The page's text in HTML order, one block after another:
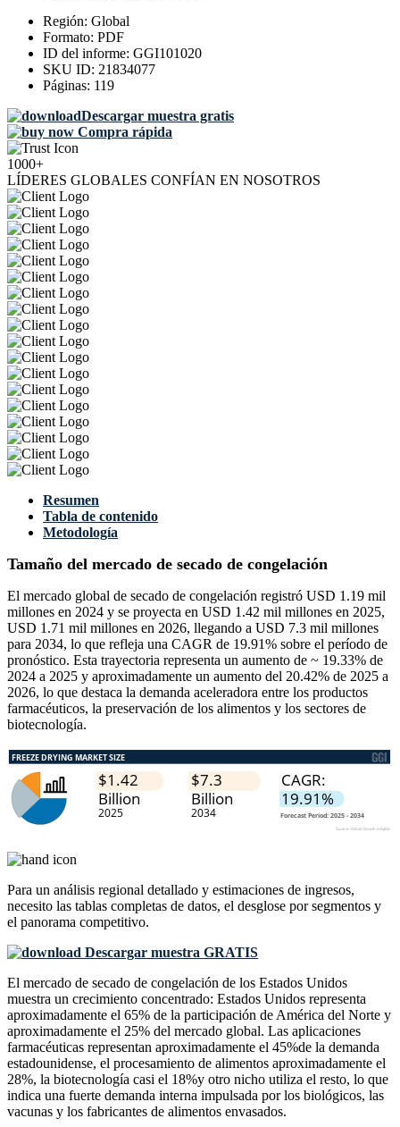
Región: Global
Formato: PDF
ID del informe: GGI101020
SKU ID: 21834077
Páginas: 119
Descargar muestra gratis
Compra rápida
1000+
LÍDERES GLOBALES CONFÍAN EN NOSOTROS
Resumen
Tabla de contenido
Metodología
Tamaño del mercado de secado de congelación
El mercado global de secado de congelación registró USD 1.19 mil
millones en 2024 y se proyecta en USD 1.42 mil millones en 2025,
USD 1.71 mil millones en 2026, llegando a USD 7.3 mil millones
para 2034, lo que refleja una CAGR de 19.91% sobre el período de
pronóstico. Esta trayectoria representa un aumento de ~ 19.33% de
2024 a 2025 y aproximadamente un aumento del 20.42% de 2025 a
2026, lo que destaca la demanda aceleradora entre los productos
farmacéuticos, la preservación de los alimentos y los sectores de
biotecnología.
Para un análisis regional detallado y estimaciones de ingresos,
necesito las tablas completas de datos, el desglose por segmentos y
el panorama competitivo.
Descargar muestra GRATIS
El mercado de secado de congelación de los Estados Unidos
muestra un crecimiento concentrado: Estados Unidos representa
aproximadamente el 65% de la participación de América del Norte y
aproximadamente el 25% del mercado global. Las aplicaciones
farmacéuticas representan aproximadamente el 45%de la demanda
estadounidense, el procesamiento de alimentos aproximadamente el
28%, la biotecnología casi el 18%y otro nicho utiliza el resto, lo que
indica una fuerte demanda interna impulsada por los biológicos, las
vacunas y los fabricantes de alimentos envasados.